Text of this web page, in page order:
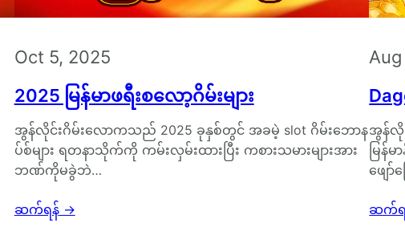
Oct 5, 2025
2025 မြန်မာဖရီးစလော့ဂိမ်းများ
အွန်လိုင်းဂိမ်းလောကသည် 2025 ခုနှစ်တွင် အခမဲ့ slot ဂိမ်းဘောန
ပ်စ်များ ရတနာသိုက်ကို ကမ်းလှမ်းထားပြီး ကစားသမားများအား
ဘဏ်ကိုမခွဲဘဲ…
ဆက်ရန်→
အွန်လို
မြန်
ဖျေ
ဆက်